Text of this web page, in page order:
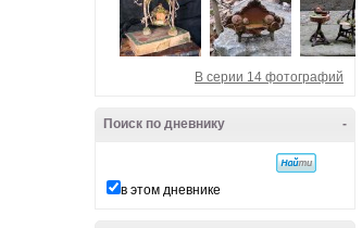
В серии 14 фотографий
-
Поиск по дневнику
в этом дневнике